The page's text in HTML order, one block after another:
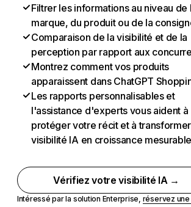
Filtrer les informations au niveau de
marque, du produit ou de la
Comparaison de la visibilité et de la
perception par rapport aux
Montrez comment vos produits
apparaissent dans ChatGPT
Les rapports personnalisables et
l'assistance d'experts vous aident à
protéger votre récit et à
visibilité IA en croissance
Vérifiez votre visibilité IA →
Intéressé par la solution Enterprise, réservez